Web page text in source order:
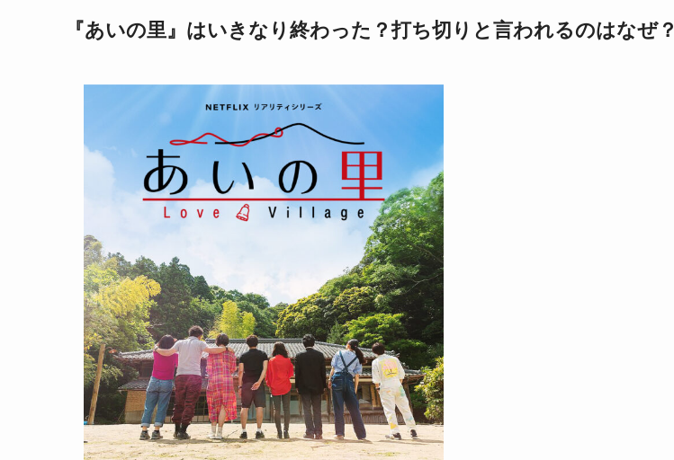
『あいの里』はいきなり終わった？打ち切りと言われるのはなぜ？